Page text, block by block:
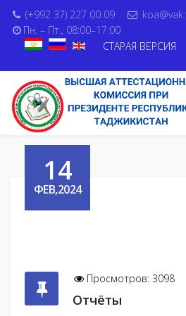
(+992 37) 227 00 09
Пн. – Пт., 08:00–17:00
СТАРАЯ ВЕРСИЯ
14
ФЕВ,2024
Просмотров: 3098
Отчёты